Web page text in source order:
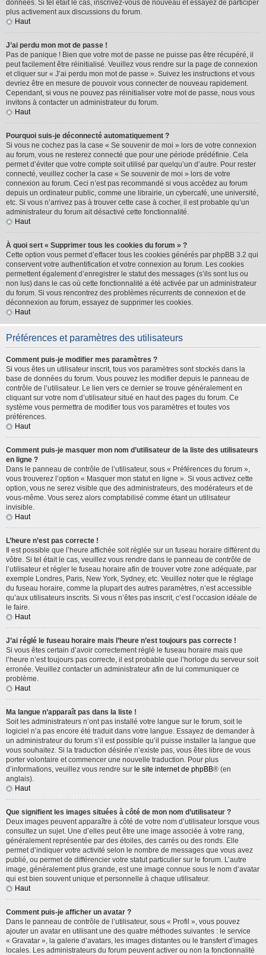
données. Si tel était le cas, inscrivez-vous de nouveau et essayez de participer
plus activement aux discussions du forum.
Haut
J’ai perdu mon mot de passe !
Pas de panique ! Bien que votre mot de passe ne puisse pas être récupéré, il
peut facilement être réinitialisé. Veuillez vous rendre sur la page de connexion
et cliquer sur « J’ai perdu mon mot de passe ». Suivez les instructions et vous
devriez être en mesure de pouvoir vous connecter de nouveau rapidement.
Cependant, si vous ne pouvez pas réinitialiser votre mot de passe, nous vous
invitons à contacter un administrateur du forum.
Haut
Pourquoi suis-je déconnecté automatiquement ?
Si vous ne cochez pas la case « Se souvenir de moi » lors de votre connexion
au forum, vous ne resterez connecté que pour une période prédéfinie. Cela
permet d’éviter que votre compte soit utilisé par quelqu’un d’autre. Pour rester
connecté, veuillez cocher la case « Se souvenir de moi » lors de votre
connexion au forum. Ceci n’est pas recommandé si vous accédez au forum
depuis un ordinateur public, comme une librairie, un cybercafé, une université,
etc. Si vous n’arrivez pas à trouver cette case à cocher, il est probable qu’un
administrateur du forum ait désactivé cette fonctionnalité.
Haut
À quoi sert « Supprimer tous les cookies du forum » ?
Cette option vous permet d’effacer tous les cookies générés par phpBB 3.2 qui
conservent votre authentification et votre connexion au forum. Les cookies
permettent également d’enregistrer le statut des messages (s’ils sont lus ou
non lus) dans le cas où cette fonctionnalité a été activée par un administrateur
du forum. Si vous rencontrez des problèmes récurrents de connexion et de
déconnexion au forum, essayez de supprimer les cookies.
Haut
Préférences et paramètres des utilisateurs
Comment puis-je modifier mes paramètres ?
Si vous êtes un utilisateur inscrit, tous vos paramètres sont stockés dans la
base de données du forum. Vous pouvez les modifier depuis le panneau de
contrôle de l’utilisateur. Le lien vers ce dernier se trouve généralement en
cliquant sur votre nom d’utilisateur situé en haut des pages du forum. Ce
système vous permettra de modifier tous vos paramètres et toutes vos
préférences.
Haut
Comment puis-je masquer mon nom d’utilisateur de la liste des utilisateurs
en ligne ?
Dans le panneau de contrôle de l’utilisateur, sous « Préférences du forum »,
vous trouverez l’option « Masquer mon statut en ligne ». Si vous activez cette
option, vous ne serez visible que des administrateurs, des modérateurs et de
vous-même. Vous serez alors comptabilisé comme étant un utilisateur
invisible.
Haut
L’heure n’est pas correcte !
Il est possible que l’heure affichée soit réglée sur un fuseau horaire différent du
vôtre. Si tel était le cas, veuillez vous rendre dans le panneau de contrôle de
l’utilisateur et régler le fuseau horaire afin de trouver votre zone adéquate, par
exemple Londres, Paris, New York, Sydney, etc. Veuillez noter que le réglage
du fuseau horaire, comme la plupart des autres paramètres, n’est accessible
qu’aux utilisateurs inscrits. Si vous n’êtes pas inscrit, c’est l’occasion idéale de
le faire.
Haut
J’ai réglé le fuseau horaire mais l’heure n’est toujours pas correcte !
Si vous êtes certain d’avoir correctement réglé le fuseau horaire mais que
l’heure n’est toujours pas correcte, il est probable que l’horloge du serveur soit
erronée. Veuillez contacter un administrateur afin de lui communiquer ce
problème.
Haut
Ma langue n’apparaît pas dans la liste !
Soit les administrateurs n’ont pas installé votre langue sur le forum, soit le
logiciel n’a pas encore été traduit dans votre langue. Essayez de demander à
un administrateur du forum s’il est possible qu’il puisse installer la langue que
vous souhaitez. Si la traduction désirée n’existe pas, vous êtes libre de vous
porter volontaire et commencer une nouvelle traduction. Pour plus
d’informations, veuillez vous rendre sur le site internet de phpBB® (en
anglais).
Haut
Que signifient les images situées à côté de mon nom d’utilisateur ?
Deux images peuvent apparaître à côté de votre nom d’utilisateur lorsque vous
consultez un sujet. Une d’elles peut être une image associée à votre rang,
généralement représentée par des étoiles, des carrés ou des ronds. Elle
permet d’indiquer votre activité selon le nombre de messages que vous avez
publié, ou permet de différencier votre statut particulier sur le forum. L’autre
image, généralement plus grande, est une image connue sous le nom d’avatar
qui est bien souvent unique et personnelle à chaque utilisateur.
Haut
Comment puis-je afficher un avatar ?
Dans le panneau de contrôle de l’utilisateur, sous « Profil », vous pouvez
ajouter un avatar en utilisant une des quatre méthodes suivantes : le service
« Gravatar », la galerie d’avatars, les images distantes ou le transfert d’images
locales. Les administrateurs du forum peuvent activer ou non la fonctionnalité